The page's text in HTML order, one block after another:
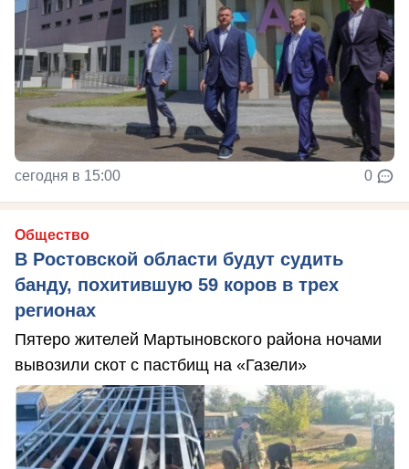
сегодня в 15:00 0
Общество
В Ростовской области будут судить
банду, похитившую 59 коров в трех
регионах
Пятеро жителей Мартыновского района ночами
вывозили скот с пастбищ на «Газели»